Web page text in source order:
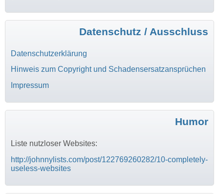
Datenschutz / Ausschluss
Datenschutzerklärung
Hinweis zum Copyright und Schadensersatzansprüchen
Impressum
Humor
Liste nutzloser Websites:
http://johnnylists.com/post/122769260282/10-completely-
useless-websites